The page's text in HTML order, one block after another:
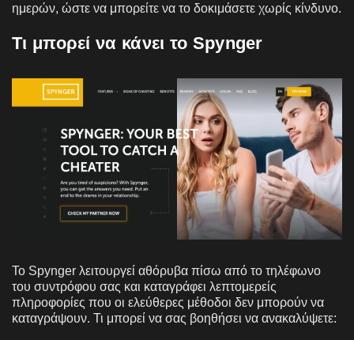
ημερών, ώστε να μπορείτε να το δοκιμάσετε χωρίς κίνδυνο.
Τι μπορεί να κάνει το Spynger
Το Spynger λειτουργεί αθόρυβα πίσω από το τηλέφωνο
του συντρόφου σας και καταγράφει λεπτομερείς
πληροφορίες που οι ελεύθερες μέθοδοι δεν μπορούν να
καταγράψουν. Τι μπορεί να σας βοηθήσει να ανακαλύψετε: